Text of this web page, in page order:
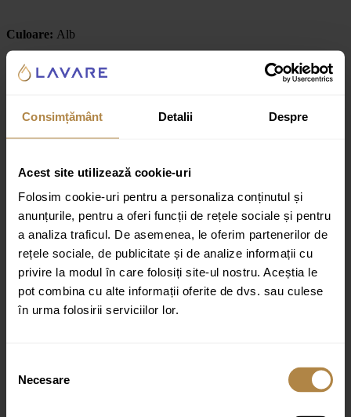
Consimțământ Detalii Despre
Acest site utilizează cookie-uri
Folosim cookie-uri pentru a personaliza conținutul și
anunțurile, pentru a oferi funcții de rețele sociale și pentru
a analiza traficul. De asemenea, le oferim partenerilor de
rețele sociale, de publicitate și de analize informații cu
privire la modul în care folosiți site-ul nostru. Aceștia le
pot combina cu alte informații oferite de dvs. sau culese
în urma folosirii serviciilor lor.
consimțământului
Necesare
Culoare: Alb
Recenzii
Recenzii
Fii primul care scrii o recenzie pentru „Bideu Suspendat Invena
Adresa ta de email nu va fi publicată. Câmpurile obligatorii sunt
marcate cu
Evaluarea ta
Recenzia ta